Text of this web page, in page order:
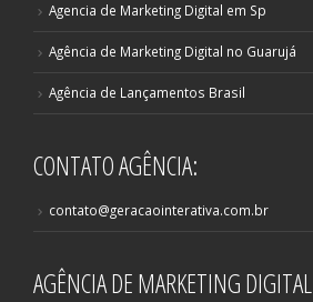
Agencia de Marketing Digital em Sp
Agência de Marketing Digital no Guarujá
Agência de Lançamentos Brasil
CONTATO AGÊNCIA:
contato@geracaointerativa.com.br
AGÊNCIA DE MARKETING DIGITAL